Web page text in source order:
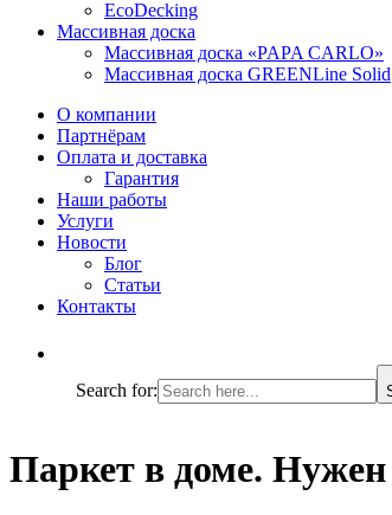
EcoDecking
Массивная доска
Массивная доска «PAPA CARLO»
Массивная доска GREENLine Solid
О компании
Партнёрам
Оплата и доставка
Гарантия
Наши работы
Услуги
Новости
Блог
Статьи
Контакты
Search for:
Паркет в доме. Нужен